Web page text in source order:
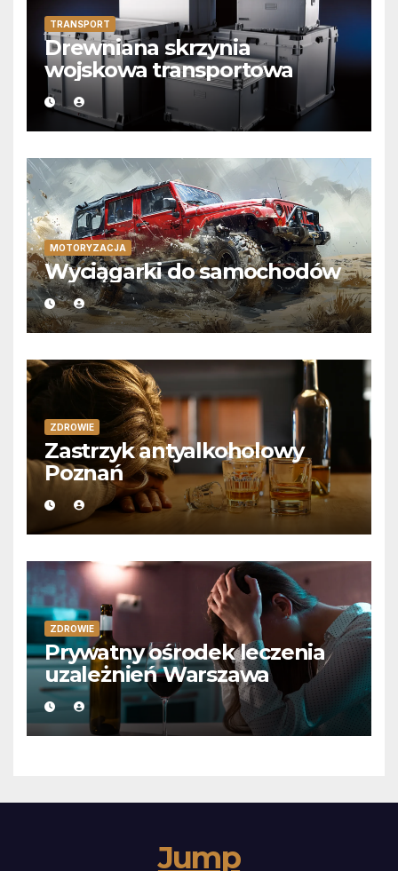
TRANSPORT
Drewniana skrzynia
wojskowa transportowa
MOTORYZACJA
Wyciągarki do samochodów
ZDROWIE
Zastrzyk antyalkoholowy
Poznań
ZDROWIE
Prywatny ośrodek leczenia
uzależnień Warszawa
Jump